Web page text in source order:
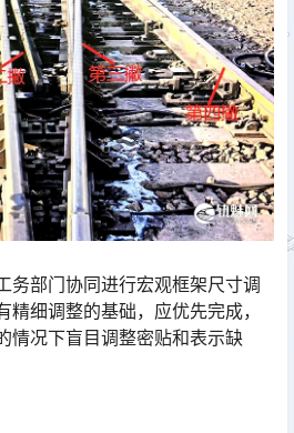
务部门协同进行宏观框架尺寸调
细调整的基础，应优先完成，
情况下盲目调整密贴和表示缺